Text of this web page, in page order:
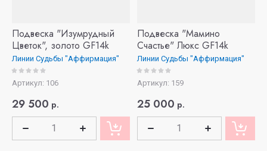
Подвеска "Изумрудный
Цветок", золото GF14k
Линии Судьбы "Аффирмация"
Артикул: 106
29 500 р.
Подвеска "Мамино
Счастье" Люкс GF14k
Линии Судьбы "Аффирмация"
Артикул: 159
25 000 р.